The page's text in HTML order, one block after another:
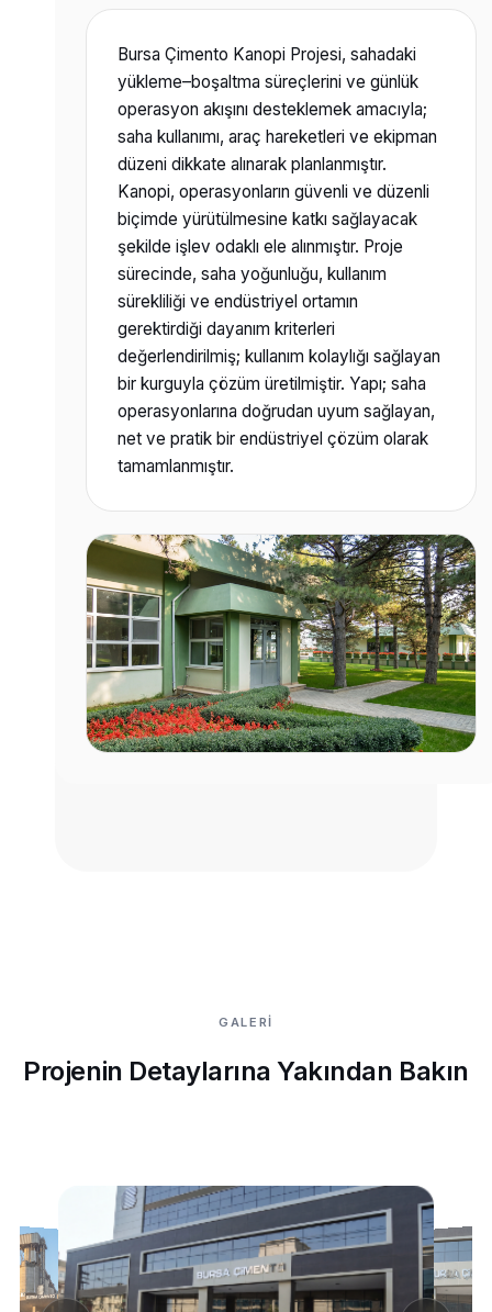
Bursa Çimento Kanopi Projesi, sahadaki
yükleme–boşaltma süreçlerini ve günlük
operasyon akışını desteklemek amacıyla;
saha kullanımı, araç hareketleri ve ekipman
düzeni dikkate alınarak planlanmıştır.
Kanopi, operasyonların güvenli ve düzenli
biçimde yürütülmesine katkı sağlayacak
şekilde işlev odaklı ele alınmıştır. Proje
sürecinde, saha yoğunluğu, kullanım
sürekliliği ve endüstriyel ortamın
gerektirdiği dayanım kriterleri
değerlendirilmiş; kullanım kolaylığı sağlayan
bir kurguyla çözüm üretilmiştir. Yapı; saha
operasyonlarına doğrudan uyum sağlayan,
net ve pratik bir endüstriyel çözüm olarak
tamamlanmıştır.
GALERİ
Projenin Detaylarına Yakından Bakın